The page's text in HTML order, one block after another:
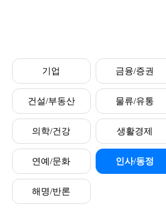
기업 금융/증권
건설/부동산 물류/유통
의학/건강 생활경제
연예/문화 인사/동정
해명/반론